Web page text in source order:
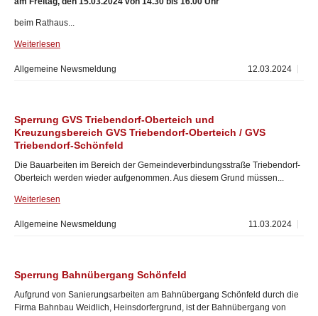
beim Rathaus...
Weiterlesen
12.03.2024
Allgemeine Newsmeldung
Sperrung GVS Triebendorf-Oberteich und
Kreuzungsbereich GVS Triebendorf-Oberteich / GVS
Triebendorf-Schönfeld
Die Bauarbeiten im Bereich der Gemeindeverbindungsstraße Triebendorf-
Oberteich werden wieder aufgenommen. Aus diesem Grund müssen...
Weiterlesen
11.03.2024
Allgemeine Newsmeldung
Sperrung Bahnübergang Schönfeld
Aufgrund von Sanierungsarbeiten am Bahnübergang Schönfeld durch die
Firma Bahnbau Weidlich, Heinsdorfergrund, ist der Bahnübergang von